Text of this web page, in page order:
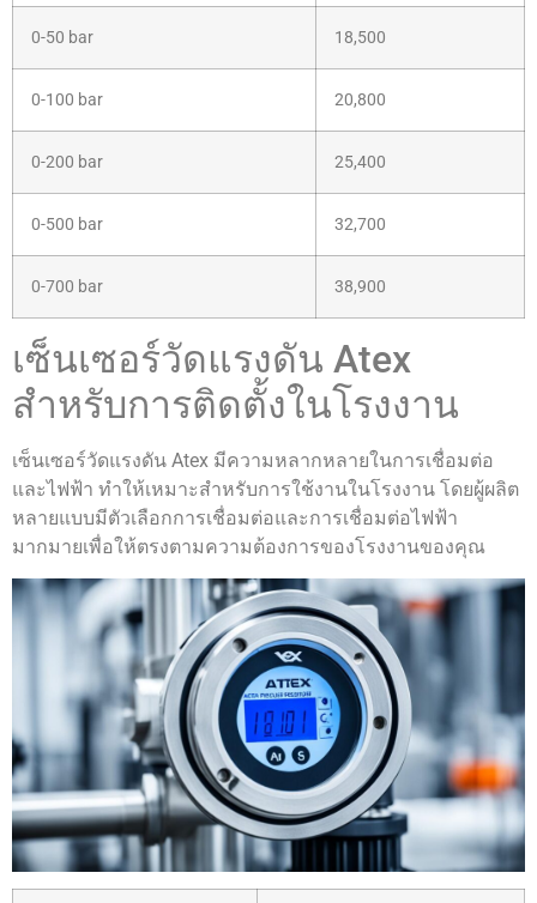
0-50 bar 18,500
0-100 bar 20,800
0-200 bar 25,400
0-500 bar 32,700
0-700 bar 38,900
เซ็นเซอร์วัดแรงดัน Atex
สำหรับการติดตั้งในโรงงาน
เซ็นเซอร์วัดแรงดัน Atex มีความหลากหลายในการเชื่อมต่อ
และไฟฟ้า ทำให้เหมาะสำหรับการใช้งานในโรงงาน โดยผู้ผลิต
หลายแบบมีตัวเลือกการเชื่อมต่อและการเชื่อมต่อไฟฟ้า
มากมายเพื่อให้ตรงตามความต้องการของโรงงานของคุณ